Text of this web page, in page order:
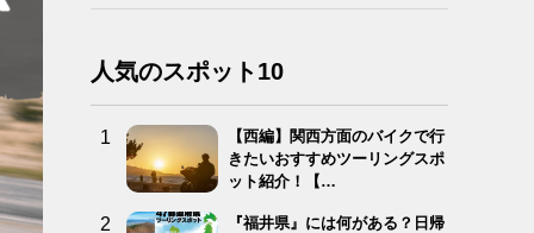
人気のスポット10
【西編】関西方面のバイクで行
きたいおすすめツーリングスポ
ット紹介！【…
『福井県』には何がある？日帰